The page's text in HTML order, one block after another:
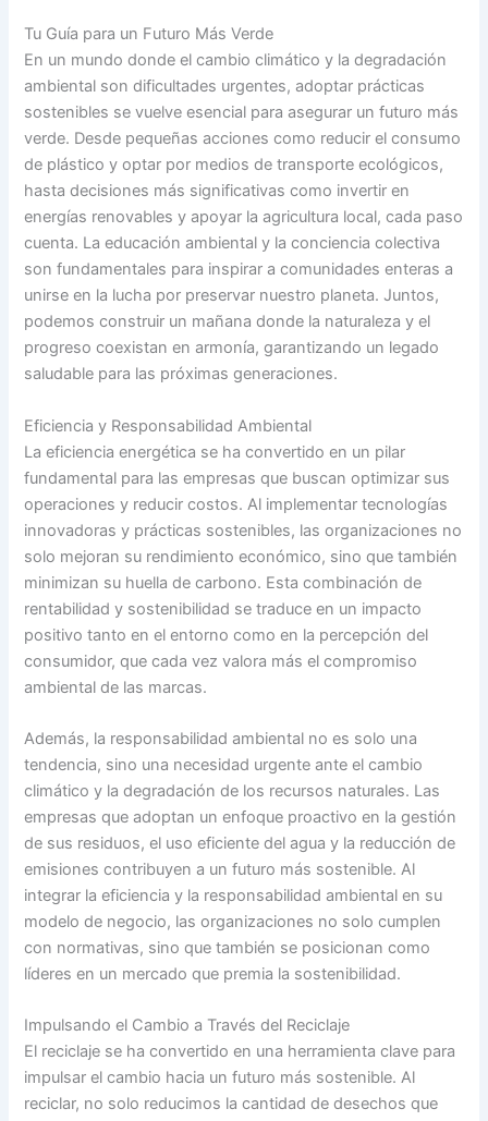
Tu Guía para un Futuro Más Verde
En un mundo donde el cambio climático y la degradación
ambiental son dificultades urgentes, adoptar prácticas
sostenibles se vuelve esencial para asegurar un futuro más
verde. Desde pequeñas acciones como reducir el consumo
de plástico y optar por medios de transporte ecológicos,
hasta decisiones más significativas como invertir en
energías renovables y apoyar la agricultura local, cada paso
cuenta. La educación ambiental y la conciencia colectiva
son fundamentales para inspirar a comunidades enteras a
unirse en la lucha por preservar nuestro planeta. Juntos,
podemos construir un mañana donde la naturaleza y el
progreso coexistan en armonía, garantizando un legado
saludable para las próximas generaciones.
Eficiencia y Responsabilidad Ambiental
La eficiencia energética se ha convertido en un pilar
fundamental para las empresas que buscan optimizar sus
operaciones y reducir costos. Al implementar tecnologías
innovadoras y prácticas sostenibles, las organizaciones no
solo mejoran su rendimiento económico, sino que también
minimizan su huella de carbono. Esta combinación de
rentabilidad y sostenibilidad se traduce en un impacto
positivo tanto en el entorno como en la percepción del
consumidor, que cada vez valora más el compromiso
ambiental de las marcas.
Además, la responsabilidad ambiental no es solo una
tendencia, sino una necesidad urgente ante el cambio
climático y la degradación de los recursos naturales. Las
empresas que adoptan un enfoque proactivo en la gestión
de sus residuos, el uso eficiente del agua y la reducción de
emisiones contribuyen a un futuro más sostenible. Al
integrar la eficiencia y la responsabilidad ambiental en su
modelo de negocio, las organizaciones no solo cumplen
con normativas, sino que también se posicionan como
líderes en un mercado que premia la sostenibilidad.
Impulsando el Cambio a Través del Reciclaje
El reciclaje se ha convertido en una herramienta clave para
impulsar el cambio hacia un futuro más sostenible. Al
reciclar, no solo reducimos la cantidad de desechos que